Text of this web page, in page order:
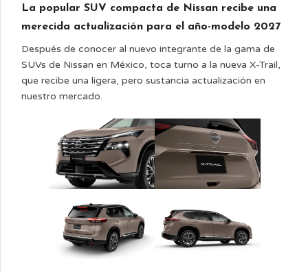
La popular SUV compacta de Nissan recibe una
merecida actualización para el año-modelo 2027
Después de conocer al nuevo integrante de la gama de
SUVs de Nissan en México, toca turno a la nueva X-Trail,
que recibe una ligera, pero sustancia actualización en
nuestro mercado.